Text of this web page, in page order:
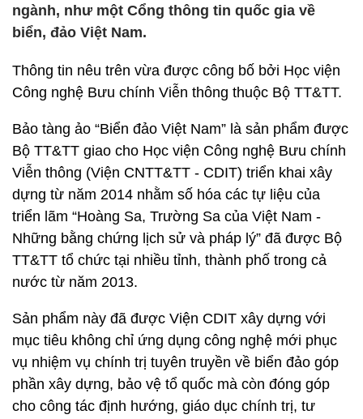
ngành, như một Cổng thông tin quốc gia về
biển, đảo Việt Nam.
Thông tin nêu trên vừa được công bố bởi Học viện
Công nghệ Bưu chính Viễn thông thuộc Bộ TT&TT.
Bảo tàng ảo “Biển đảo Việt Nam” là sản phẩm được
Bộ TT&TT giao cho Học viện Công nghệ Bưu chính
Viễn thông (Viện CNTT&TT - CDIT) triển khai xây
dựng từ năm 2014 nhằm số hóa các tự liệu của
triển lãm “Hoàng Sa, Trường Sa của Việt Nam -
Những bằng chứng lịch sử và pháp lý” đã được Bộ
TT&TT tổ chức tại nhiều tỉnh, thành phố trong cả
nước từ năm 2013.
Sản phẩm này đã được Viện CDIT xây dựng với
mục tiêu không chỉ ứng dụng công nghệ mới phục
vụ nhiệm vụ chính trị tuyên truyền về biển đảo góp
phần xây dựng, bảo vệ tổ quốc mà còn đóng góp
cho công tác định hướng, giáo dục chính trị, tư